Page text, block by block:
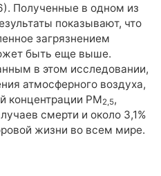
Полученные в одном из
показывают, что
загрязнением
быть еще выше.
в этом исследовании,
атмосферного воздуха,
концентрации PM2,5,
смерти и около 3,1%
жизни во всем мире.